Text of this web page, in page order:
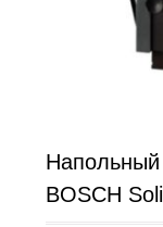
Напольный
BOSCH